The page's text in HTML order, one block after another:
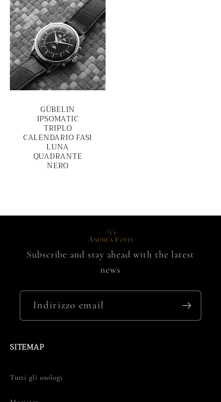
GÜBELIN
IPSOMATIC
TRIPLO
CALENDARIO FASI
LUNA
QUADRANTE
NERO
Subscribe and stay ahead with the latest
news
Indirizzo email
SITEMAP
Tutti gli orologi